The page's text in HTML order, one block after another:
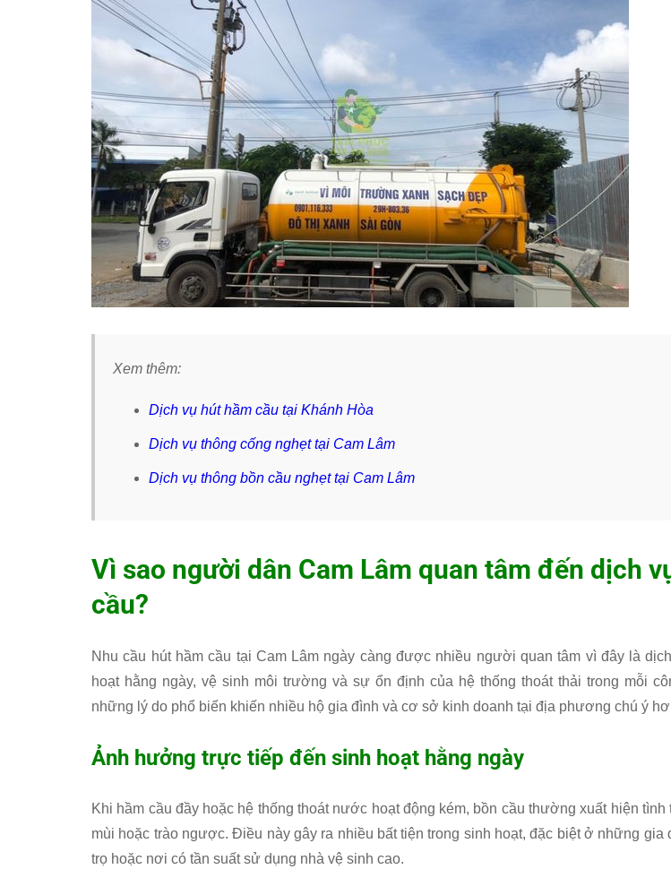
Xem thêm:
Dịch vụ hút hầm cầu tại Khánh Hòa
Dịch vụ thông cống nghẹt tại Cam Lâm
Dịch vụ thông bồn cầu nghẹt tại Cam Lâm
Vì sao người dân Cam Lâm quan tâm đến dịch
cầu?
Nhu cầu hút hầm cầu tại Cam Lâm ngày càng được nhiều người quan tâm vì đây là
hoạt hằng ngày, vệ sinh môi trường và sự ổn định của hệ thống thoát thải trong mỗi
những lý do phổ biến khiến nhiều hộ gia đình và cơ sở kinh doanh tại địa phương chú ý
Ảnh hưởng trực tiếp đến sinh hoạt hằng ngày
Khi hầm cầu đầy hoặc hệ thống thoát nước hoạt động kém, bồn cầu thường xuất hiện tình
mùi hoặc trào ngược. Điều này gây ra nhiều bất tiện trong sinh hoạt, đặc biệt ở những gia
trọ hoặc nơi có tần suất sử dụng nhà vệ sinh cao.